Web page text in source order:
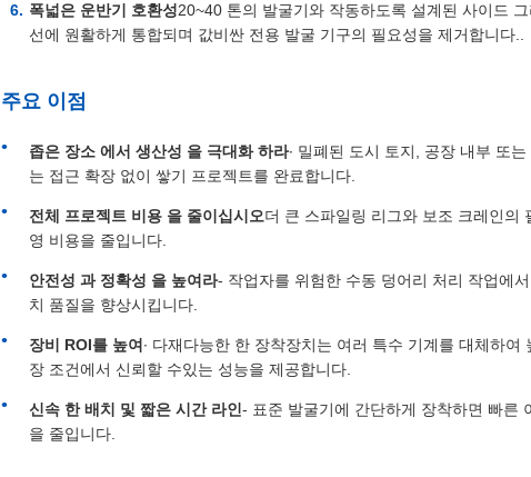
폭넓은 운반기 호환성20~40 톤의 발굴기와 작동하도록 설계된 사이드
선에 원활하게 통합되며 값비싼 전용 발굴 기구의 필요성을 제거합니다..
주요 이점
좁은 장소 에서 생산성 을 극대화 하라∙ 밀폐된 도시 토지, 공장 내부 또
는 접근 확장 없이 쌓기 프로젝트를 완료합니다.
전체 프로젝트 비용 을 줄이십시오더 큰 스파일링 리그와 보조 크레인의
영 비용을 줄입니다.
안전성 과 정확성 을 높여라- 작업자를 위험한 수동 덩어리 처리 작업에
치 품질을 향상시킵니다.
장비 ROI를 높여 ∙ 다재다능한 한 장착장치는 여러 특수 기계를 대체하
장 조건에서 신뢰할 수있는 성능을 제공합니다.
신속 한 배치 및 짧은 시간 라인 - 표준 발굴기에 간단하게 장착하면 빠른
을 줄입니다.